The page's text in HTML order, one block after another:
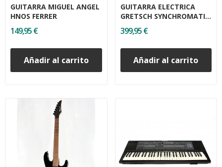
GUITARRA MIGUEL ANGEL
HNOS FERRER
149,95 €
Añadir al carrito
GUITARRA ELECTRICA
GRETSCH SYNCHROMATIC
399,95 €
Añadir al carrito